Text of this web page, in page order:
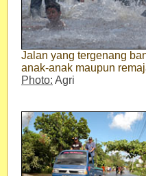
Jalan yang tergenang
anak-anak maupun
Photo: Agri